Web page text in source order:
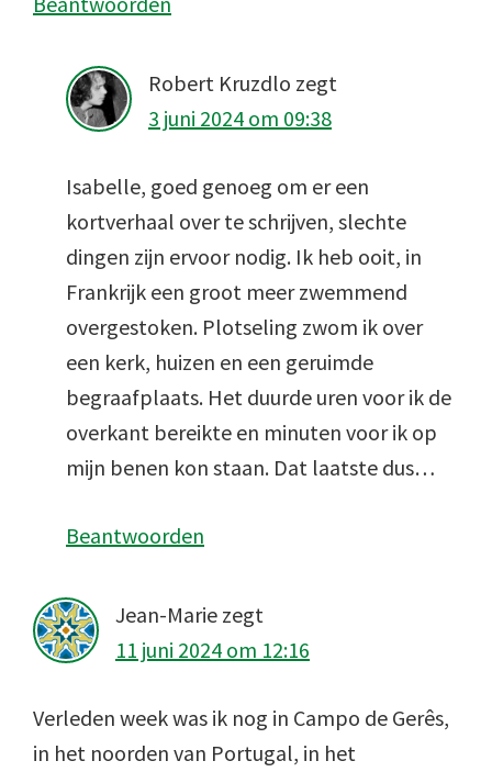
Robert Kruzdlo zegt
3 juni 2024 om 09:38
Isabelle, goed genoeg om er een
kortverhaal over te schrijven, slechte
dingen zijn ervoor nodig. Ik heb ooit, in
Frankrijk een groot meer zwemmend
overgestoken. Plotseling zwom ik over
een kerk, huizen en een geruimde
begraafplaats. Het duurde uren voor ik de
overkant bereikte en minuten voor ik op
mijn benen kon staan. Dat laatste dus…
Beantwoorden
Jean-Marie zegt
11 juni 2024 om 12:16
Verleden week was ik nog in Campo de Gerês,
in het noorden van Portugal, in het